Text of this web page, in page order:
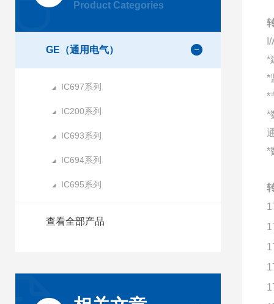
Product Categories
GE（通用电气）
IC697系列
IC200系列
IC693系列
IC694系列
IC695系列
查看全部产品
*
*
*
*
*